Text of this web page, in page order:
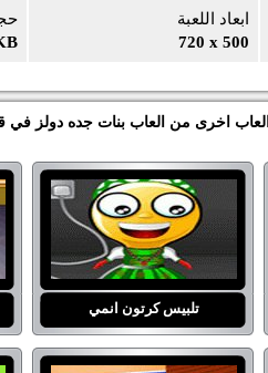
ابعاد اللعبة
720 x 500
العاب اخرى من العاب بنات جده دولز
تلبيس كرتون انمي